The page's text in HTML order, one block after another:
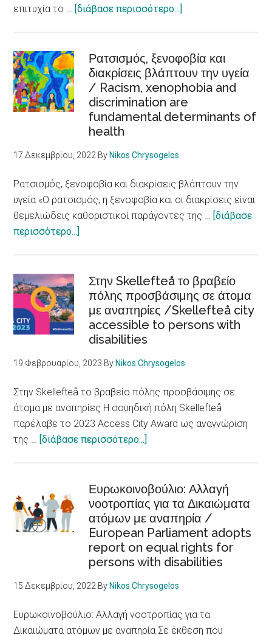
επιτυχία το … [διάβασε περισσότερο...]
Φωνές
Νέων
για
θετικές
αφηγήσεις
Ρατσισμός, ξενοφοβία και
διακρίσεις βλάπτουν την υγεία
/ Racism, xenophobia and
discrimination are
fundamental determinants of
health
17 Δεκεμβρίου, 2022 By Nikos Chrysogelos
Ρατσισμός, ξενοφοβία και διακρίσεις βλάπτουν την
υγεία «Ο ρατσισμός, η ξενοφοβία και οι διακρίσεις είναι
θεμελιώδεις καθοριστικοί παράγοντες της … [διάβασε
περισσότερο...]
και
διακρίσεις
βλάπτουν
την
υγεία
/
xenophobia
and
discrimination
are
health
Στην Skellefteå το βραβείο
πόλης προσβάσιμης σε άτομα
με αναπηρίες /Skellefteå city
accessible to persons with
disabilities
19 Φεβρουαρίου, 2023 By Nikos Chrysogelos
Στην Skellefteå το βραβείο πόλης προσβάσιμης σε
άτομα με αναπηρίες Η σουηδική πόλη Skellefteå
παρέλαβε το 2023 Access City Award ως αναγνώριση
της … [διάβασε περισσότερο...]
το
βραβείο
πόλης
προσβάσιμης
σε
άτομα
με
/Skellefteå
city
Ευρωκοινοβούλιο: Αλλαγή
νοοτροπίας για τα Δικαιώματα
ατόμων με αναπηρία /
European Parliament adopts
report on equal rights for
persons with disabilities
15 Δεκεμβρίου, 2022 By Nikos Chrysogelos
Ευρωκοινοβούλιο: Αλλαγή νοοτροπίας για τα
Δικαιώματα ατόμων με αναπηρία Σε έκθεση που